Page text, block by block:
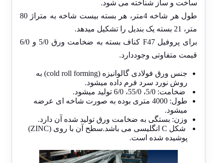
ساخت و ساز شناخته می شود.
طول هر شاخه 4متر، هر بسته بیست شاخه به متراژ 80
متر، 21 بسته یک بندیل را تشکیل میدهد.
برای پروفیلF47
کناف بسته به ضخامت ورق 5/0 و 6/0
قیمت متفاوتی وجوددارد.
جنس ورق فولادی گالوانیزه (cold roll forming) به
روش نورد سرد فرم داده میشود.
ضخامت: 5/0، 55/0، 6/0 تولید می­شود.
طول: 4000 متری بوده به صورت شاخه ای عرضه
میشود.
وزن: بستگی به ضخامت ورق تولید شده آن دارد.
شکل C انگلیسی می باشد.سطح آن با روی (ZINC)
پوشیده شده است.